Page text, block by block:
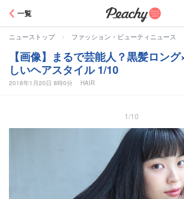
一覧
ニューストップ > ファッション・ビューティニュース
【画像】まるで芸能人？黒髪ロン
しいヘアスタイル 1/10
2018年1月20日 8時0分 HAIR
1/10